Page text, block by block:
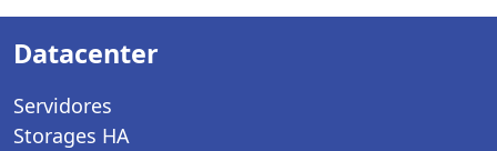
Datacenter
Servidores
Storages HA